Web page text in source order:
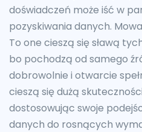
doświadczeń może iść w
pozyskiwania danych.
To one cieszą się sławą
bo pochodzą od samego
dobrowolnie i otwarcie
cieszą się dużą
dostosowując swoje
danych do rosnących